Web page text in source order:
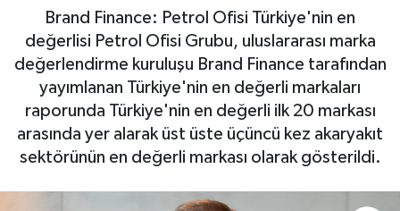
Brand Finance: Petrol Ofisi Türkiye'nin en
değerlisi Petrol Ofisi Grubu, uluslararası marka
değerlendirme kuruluşu Brand Finance tarafından
yayımlanan Türkiye'nin en değerli markaları
raporunda Türkiye'nin en değerli ilk 20 markası
arasında yer alarak üst üste üçüncü kez akaryakıt
sektörünün en değerli markası olarak gösterildi.
HABER
LOJİSTİK
MAGAZİN
Tüm Manşetler
Son Dakika Haberleri
Haber Arşivi